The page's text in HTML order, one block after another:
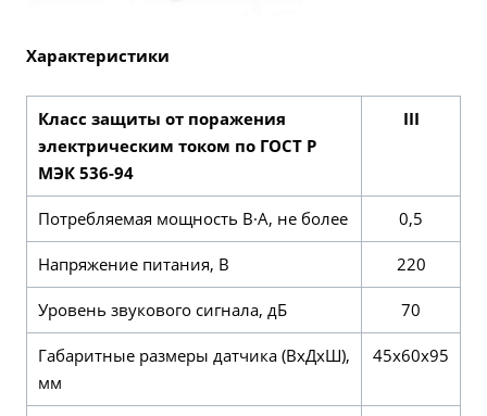
Характеристики
Класс защиты от поражения
электрическим током по ГОСТ Р
МЭК 536-94
III
Потребляемая мощность В·А, не более 0,5
Напряжение питания, В 220
Уровень звукового сигнала, дБ 70
Габаритные размеры датчика (ВхДхШ),
мм
45х60х95